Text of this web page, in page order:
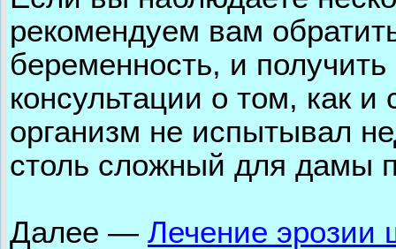
рекомендуем вам
беременность, и
консультации о том, как
организм не испытывал
столь сложный для дамы
Далее — Лечение эрозии